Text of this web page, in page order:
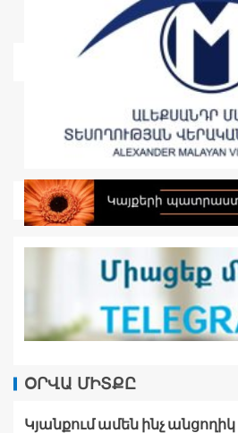
ՕՐՎԱ ՄԻՏՔԸ
Կյանքում ամեն ինչ անցողիկ